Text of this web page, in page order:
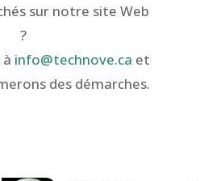
sur notre site Web
?
info@technove.ca et
des démarches.